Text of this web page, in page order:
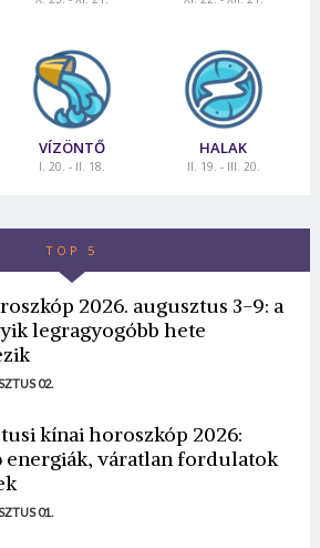
VÍZÖNTŐ
I. 20. - II. 18.
HALAK
II. 19. - III. 20.
TOP 5
2026. augusztus 3-9: a
legragyogóbb hete
02.
kínai horoszkóp 2026:
energiák, váratlan fordulatok
01.